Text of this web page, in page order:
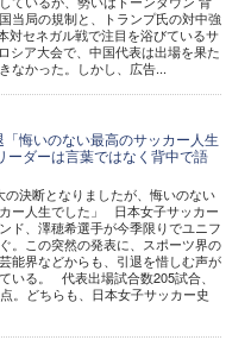
当局の規制と、トランプ氏の対中強
セネガル戦で注目を浴びているサ
シア大会で、中国代表は出場を果た
なかった。しかし、広告...
悔いのない最高のサッカー人生
ーダーは言葉ではなく背中で語
の決断となりましたが、悔いのない
ー人生でした」 日本女子サッカー
ド、澤穂希選手が今季限りでユニフ
。この突然の発表に、スポーツ界の
能界などからも、引退を惜しむ声が
いる。 代表出場試合数205試合、
。どちらも、日本女子サッカー史